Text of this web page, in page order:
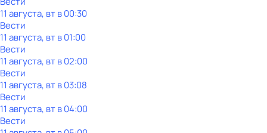
11 августа, вт в 00:30
Вести
11 августа, вт в 01:00
Вести
11 августа, вт в 02:00
Вести
11 августа, вт в 03:08
Вести
11 августа, вт в 04:00
Вести